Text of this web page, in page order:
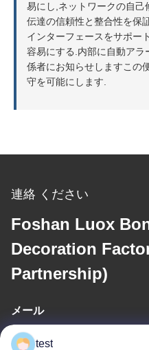
易にし,ネットワークの自己
伝達の信頼性と整合性を保
インターフェースをサポー
容易にする.内部に自動アラ
係者にお知らせしますこの
守を可能にします.
連絡 ください
Foshan Luox
Decoration
Partnership)
メール
test@test.com
test